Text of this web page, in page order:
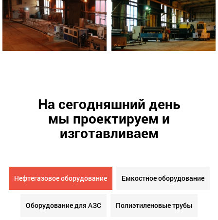
На сегодняшний день
мы проектируем и
изготавливаем
Нефтегазовое оборудование Емкостное оборудование
Оборудование для АЗС Полиэтиленовые трубы